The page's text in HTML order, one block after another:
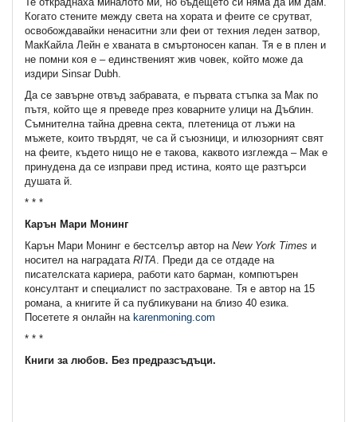
Когато стените между света на хората и феите се срутват,
освобождавайки ненаситни зли феи от техния леден затвор,
МакКайла Лейн е хваната в смъртоносен капан. Тя е в плен и
не помни коя е – единственият жив човек, който може да
издири Sinsar Dubh.
Да се завърне отвъд забравата, е първата стъпка за Мак по
пътя, който ще я преведе през коварните улици на Дъблин.
Съмнителна тайна древна секта, плетеница от лъжи на
мъжете, които твърдят, че са й съюзници, и илюзорният свят
на феите, където нищо не е такова, каквото изглежда – Мак е
принудена да се изправи пред истина, която ще разтърси
душата й.
* * *
Карън Мари Монинг
Карън Мари Монинг е бестселър автор на New York Times и
носител на наградата RITA . Преди да се отдаде на
писателската кариера, работи като барман, компютърен
консултант и специалист по застраховане. Тя е автор на 15
романа, а книгите й са публикувани на близо 40 езика.
Посетете я онлайн на karenmoning.com
* * *
Книги за любов. Без предразсъдъци.